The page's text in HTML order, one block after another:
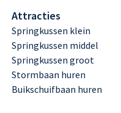
Attracties
Springkussen klein
Springkussen middel
Springkussen groot
Stormbaan huren
Buikschuifbaan huren